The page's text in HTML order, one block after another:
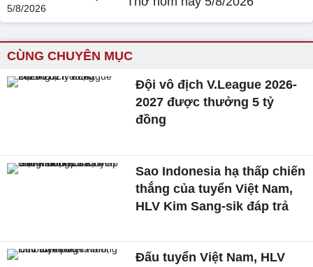
CÙNG CHUYÊN MỤC
Đội vô địch V.League 2026-
2027 được thưởng 5 tỷ
đồng
Sao Indonesia hạ thấp chiến
thắng của tuyển Việt Nam,
HLV Kim Sang-sik đáp trả
Đấu tuyển Việt Nam, HLV